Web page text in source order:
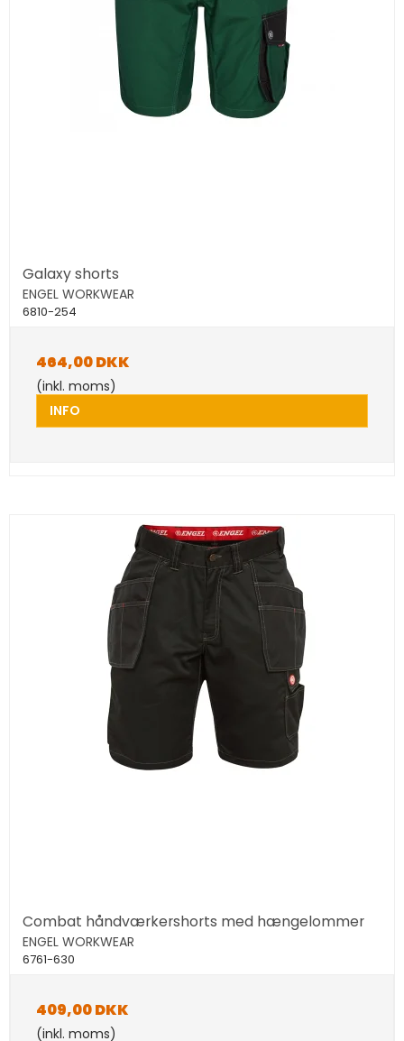
Galaxy shorts
ENGEL WORKWEAR
6810-254
464,00 DKK
(inkl. moms)
INFO
Combat håndværkershorts med hængelommer
ENGEL WORKWEAR
6761-630
409,00 DKK
(inkl. moms)